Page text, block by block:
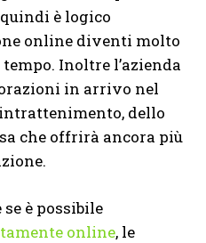
è logico
online diventi molto
Inoltre l’azienda
in arrivo nel
dello
che offrirà ancora più
è possibile
online, le